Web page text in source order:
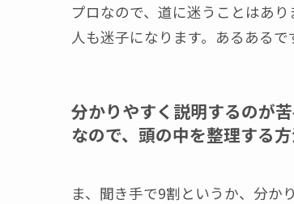
プロなので、道に迷うことはあ
人も迷子になります。あるあるで
分かりやすく説明するのが
なので、頭の中を整理する
ま、聞き手で9割というか、分か